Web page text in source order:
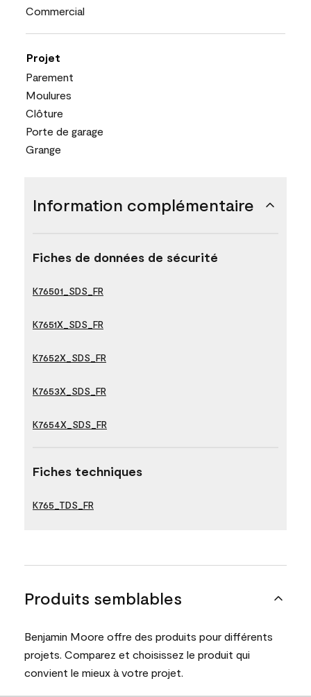
Commercial
Projet
Parement
Moulures
Clôture
Porte de garage
Grange
Information complémentaire
Fiches de données de sécurité
K76501_SDS_FR
K7651X_SDS_FR
K7652X_SDS_FR
K7653X_SDS_FR
K7654X_SDS_FR
Fiches techniques
K765_TDS_FR
Produits semblables
Benjamin Moore offre des produits pour différents
projets. Comparez et choisissez le produit qui
convient le mieux à votre projet.